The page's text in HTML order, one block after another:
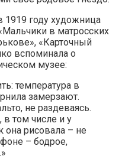
1919 году художница
в матросских
«Карточный
вспоминала о
музее:
температура в
замерзают.
не раздеваясь.
в том числе и у
рисовала – не
– бодрое,